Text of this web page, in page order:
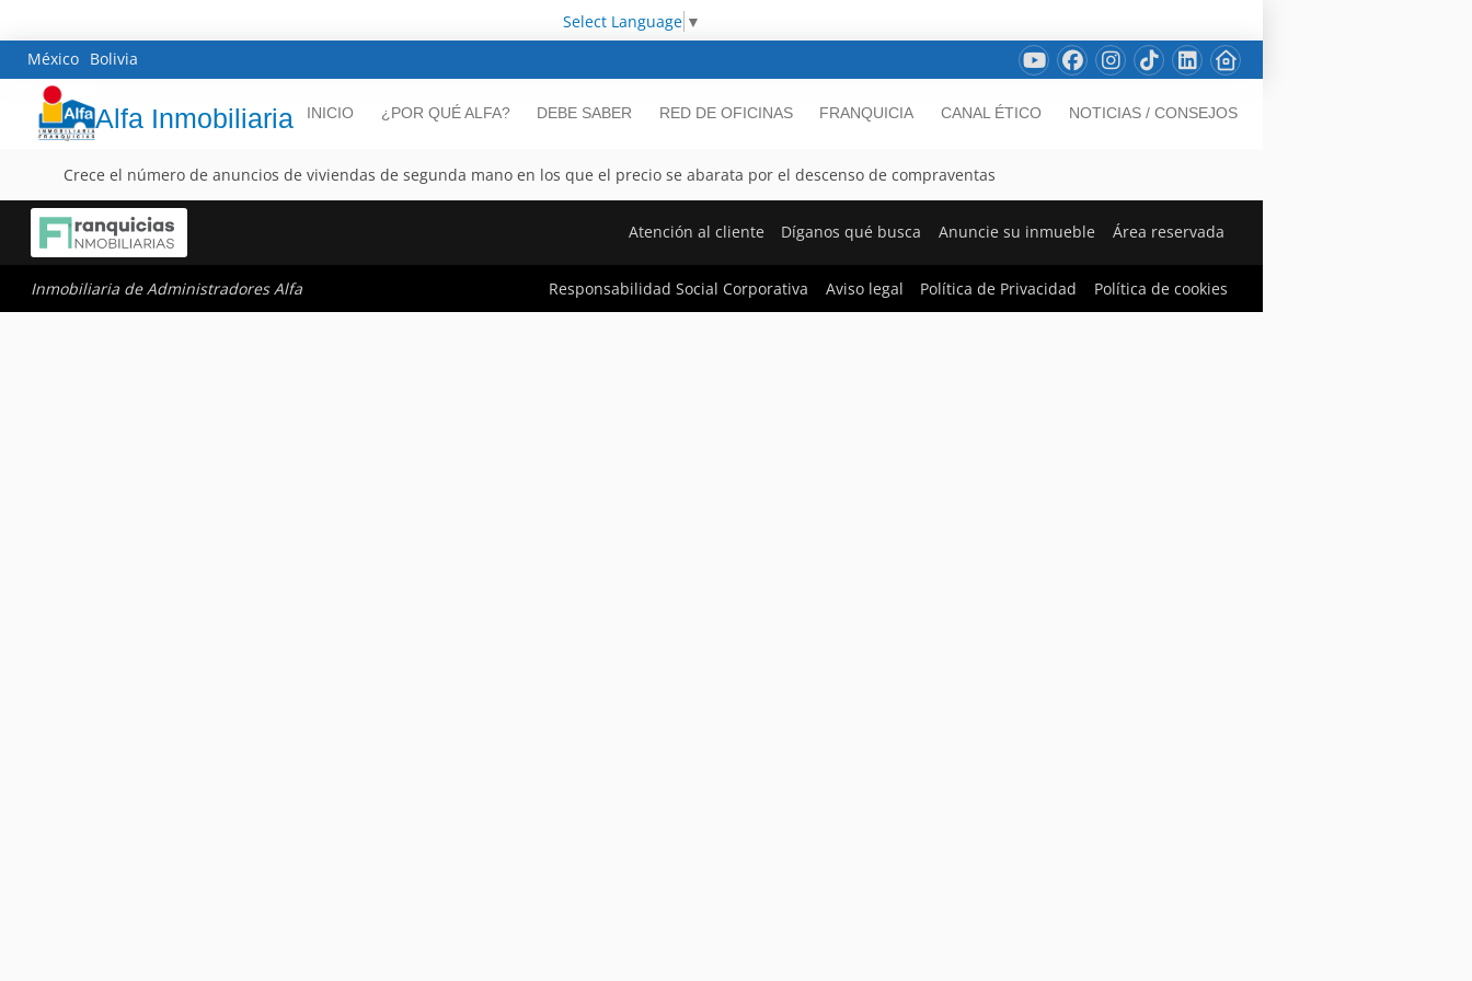
Select Language ▼
México Bolivia
Alfa Inmobiliaria INICIO ¿POR QUÉ ALFA? DEBE SABER RED DE OFICINAS FRANQUICIA CANAL ÉTICO NOTICIAS / CONSEJOS
Crece el número de anuncios de viviendas de segunda mano en los que el precio se abarata por el descenso de compraventas
Atención al cliente Díganos qué busca Anuncie su inmueble Área reservada
Inmobiliaria de Administradores Alfa Responsabilidad Social Corporativa Aviso legal Política de Privacidad Política de cookies